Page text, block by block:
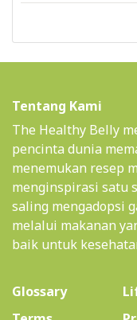
Tentang Kami
The Healthy Belly
pencinta dunia
menemukan resep
menginspirasi satu
saling mengadopsi
melalui makanan
baik untuk
Glossary